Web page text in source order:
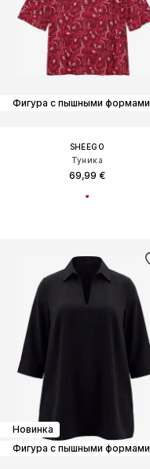
Фигура с пышными формами
SHEEGO
Туника
69,99 €
Новинка
Фигура с пышными формами